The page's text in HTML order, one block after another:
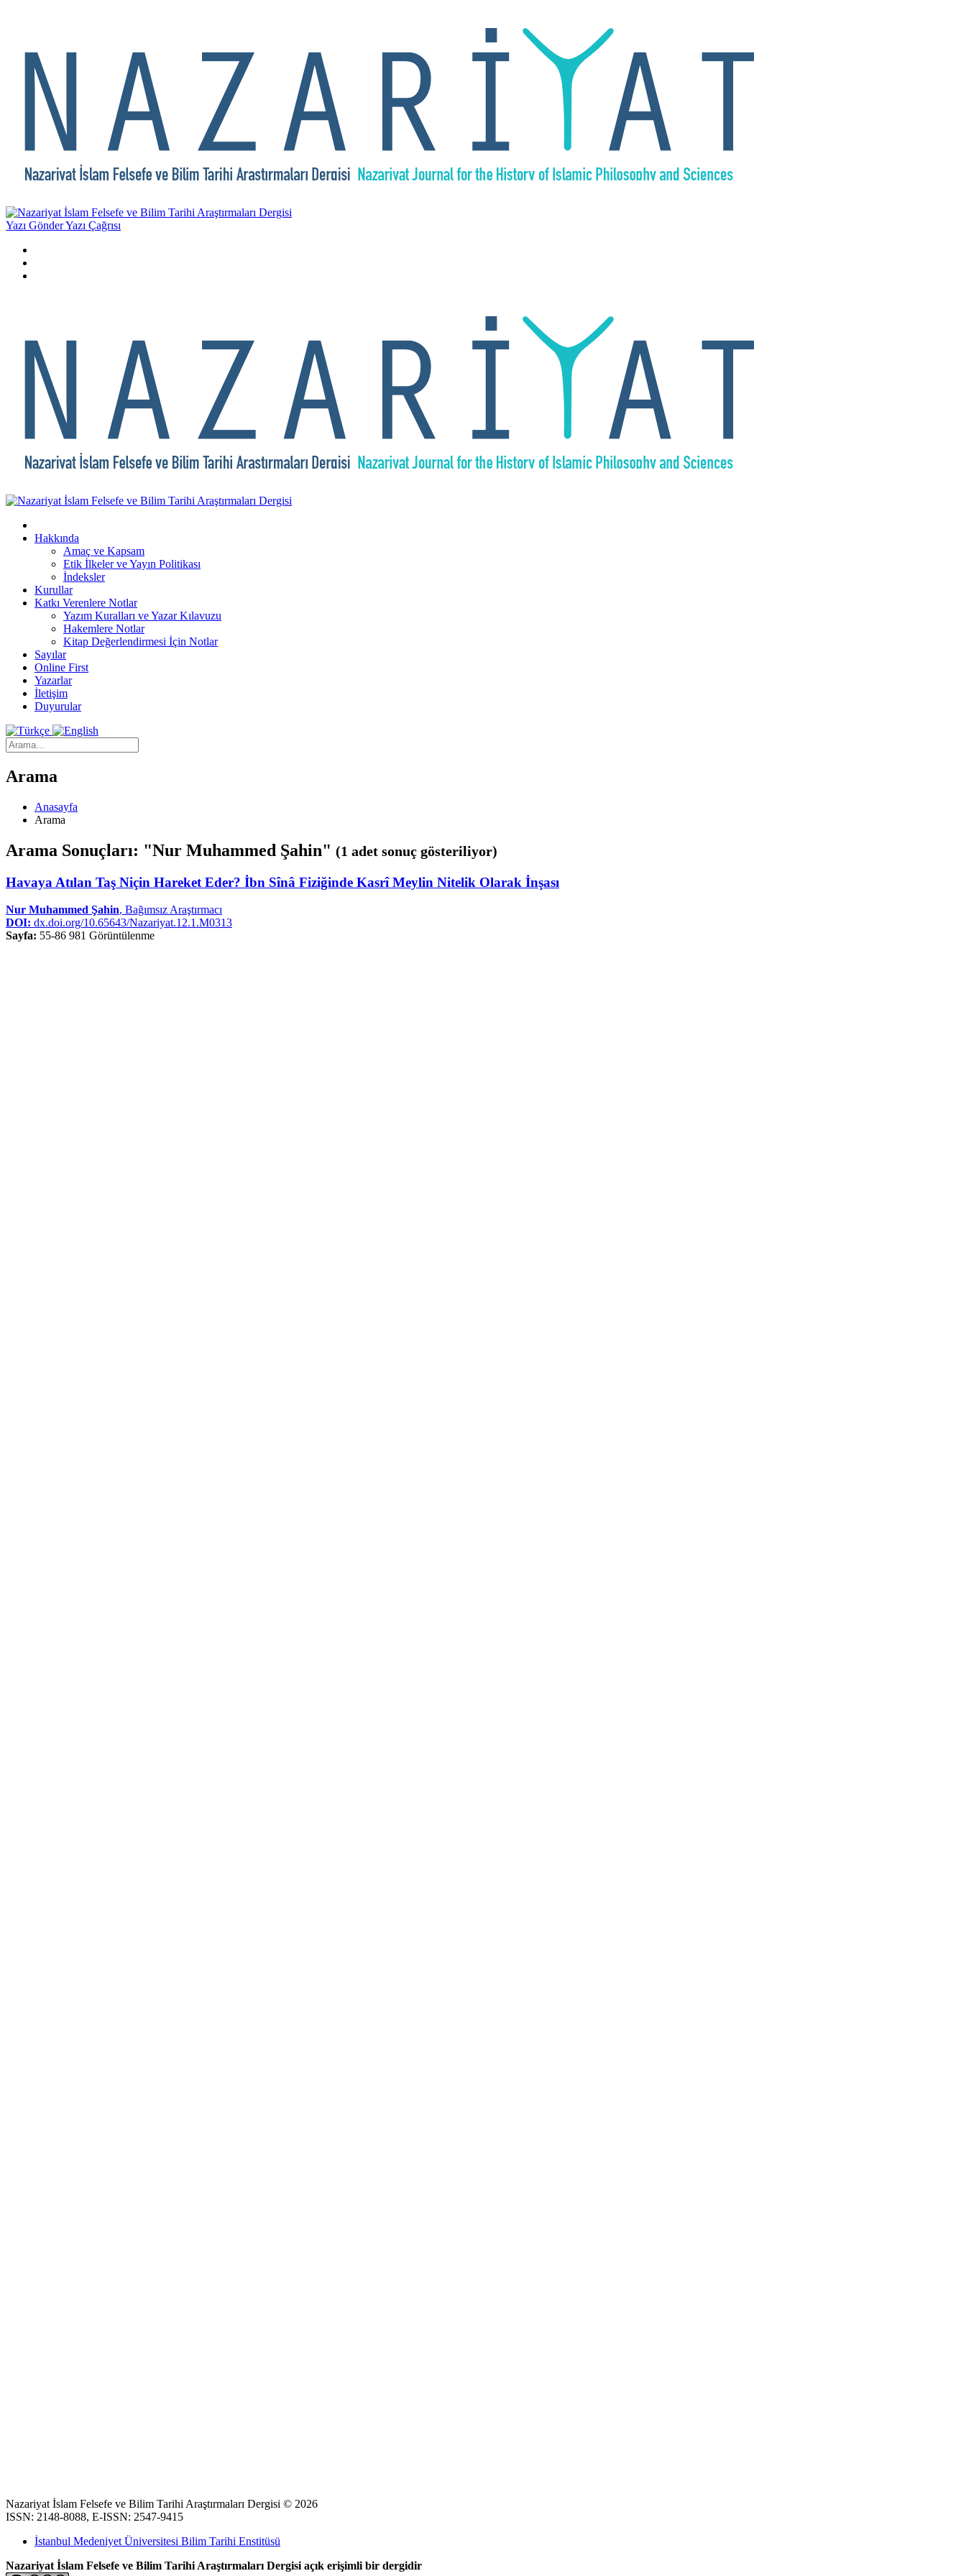
Yazı GönderYazı Çağrısı
Hakkında
Amaç ve Kapsam
Etik İlkeler ve Yayın Politikası
İndeksler
Kurullar
Katkı Verenlere Notlar
Yazım Kuralları ve Yazar Kılavuzu
Hakemlere Notlar
Kitap Değerlendirmesi İçin Notlar
Sayılar
Online First
Yazarlar
İletişim
Duyurular
Arama
Anasayfa
Arama
Arama Sonuçları: "Nur Muhammed Şahin" (1 adet sonuç gösteriliyor)
Havaya Atılan Taş Niçin Hareket Eder? İbn Sînâ Fiziğinde Kasrî Meylin Nitelik Olarak İnşası
Nur Muhammed Şahin, Bağımsız Araştırmacı
DOI: dx.doi.org/10.65643/Nazariyat.12.1.M0313
Sayfa: 55-86 981 Görüntülenme
Nazariyat İslam Felsefe ve Bilim Tarihi Araştırmaları Dergisi © 2026
ISSN: 2148-8088, E-ISSN: 2547-9415
İstanbul Medeniyet Üniversitesi Bilim Tarihi Enstitüsü
Nazariyat İslam Felsefe ve Bilim Tarihi Araştırmaları Dergisi açık erişimli bir dergidir